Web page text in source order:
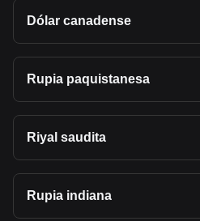
Dólar canadense
Rupia paquistanesa
Riyal saudita
Rupia indiana